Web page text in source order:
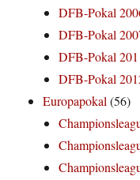
DFB-Pokal
DFB-Pokal
DFB-Pokal
DFB-Pokal
Europapokal(56)